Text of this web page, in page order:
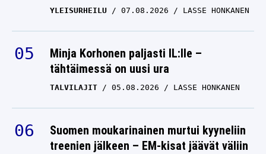
YLEISURHEILU 07.08.2026 LASSE HONKANEN
Minja Korhonen paljasti IL:lle –
tähtäimessä on uusi ura
TALVILAJIT 05.08.2026 LASSE HONKANEN
Suomen moukarinainen murtui kyyneliin
treenien jälkeen – EM-kisat jäävät väliin